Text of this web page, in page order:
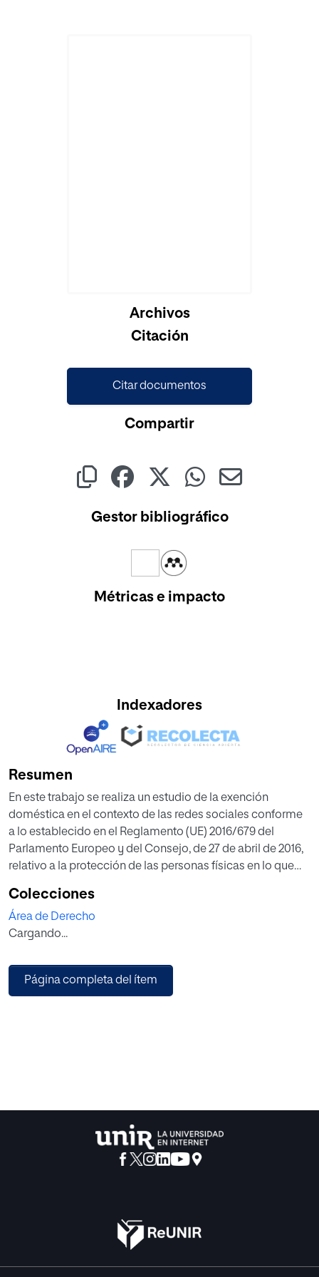
Archivos
Citación
Citar documentos
Compartir
Gestor bibliográfico
Métricas e impacto
Indexadores
Resumen
En este trabajo se realiza un estudio de la exención
doméstica en el contexto de las redes sociales conforme
a lo establecido en el Reglamento (UE) 2016/679 del
Parlamento Europeo y del Consejo, de 27 de abril de 2016,
relativo a la protección de las personas físicas en lo que
circulación de estos datos, abordando las implicaciones y
dificultades que plantea su aplicación práctica. Con este
fin, se analizan diversas resoluciones y sentencias
los organismos competentes en la resolución de
controversias e identificando los puntos críticos que se
Colecciones
Área de Derecho
Cargando...
Página completa del ítem